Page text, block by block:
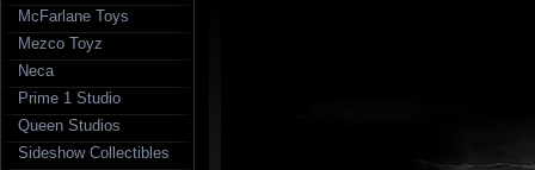
McFarlane Toys
Mezco Toyz
Neca
Prime 1 Studio
Queen Studios
Sideshow Collectibles